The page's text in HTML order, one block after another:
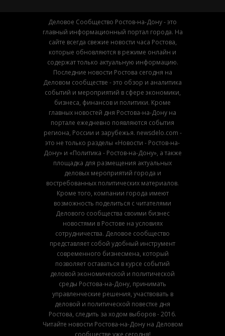
Деловое Сообщество Ростов-на-Дону - это
главный информационный портал города. На
сайте всегда свежие новости часа Ростова,
которые обновляются в режиме онлайн и
содержат только актуальную информацию.
Последние новости Ростова сегодня на
Деловом сообществе - это обзор и аналитика
событий и мероприятий в сфере экономики,
бизнеса, финансов и политики. Кроме
главных новостей дня Ростова-на-Дону на
портале ежедневно появляются события
региона, России и зарубежья. newsdelo.com -
это не только разделы «Новости - Ростов-на-
Дону» и «Политика - Ростов-на-Дону», а также
площадка для размещения актуальных
деловых мероприятий города и
востребованных политических материалов.
Кроме того, компании города имеют
возможность поделиться с читателями
Делового сообщества своими бизнес
новостями в Ростове на условиях
сотрудничества. Деловое сообщество
представляет собой удобный инструмент
современного бизнесмена, который
позволяет оставаться в курсе событий
деловой экономической и политической
среды Ростова-на-Дону, принимать
управленческие решения, участвовать в
деловой и политической повестке дня
Ростова, следить за ходом выборов - 2016.
Читайте новости Ростова-на-Дону на Деловом
сообществе уже сегодня!